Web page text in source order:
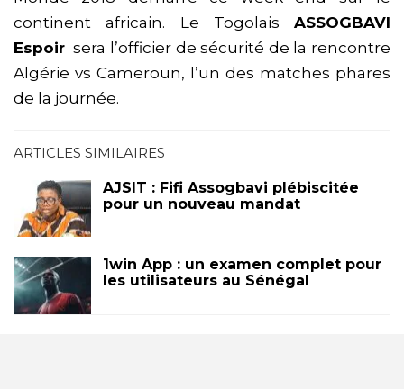
continent africain. Le Togolais ASSOGBAVI
Espoir sera l’officier de sécurité de la rencontre
Algérie vs Cameroun, l’un des matches phares
de la journée.
ARTICLES SIMILAIRES
AJSIT : Fifi Assogbavi plébiscitée
pour un nouveau mandat
1win App : un examen complet pour
les utilisateurs au Sénégal